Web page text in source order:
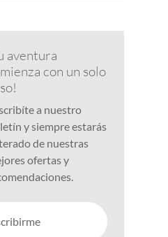
aventura
con un solo
a nuestro
y siempre estarás
de nuestras
ofertas y